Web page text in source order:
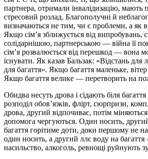
партнера, отримали інвалідизацію, мають
стресовий розлад. Благополучні й
визначаються не тим, чи є проблеми, а як
Якщо сім’я зближується від випробувань,
солідарнішою, партнерською — війна її
сім’я розвалюється від перешкод — вона
існувати. Як казав Бальзак: «Відстань для
для багаття». Якщо багаття маленьке,
Якщо багаття велике — перетворить на
Обидва несуть дрова і сідають біля
розподіл обов’язків, флірт, сюрпризи,
дрова, другий відпочиває, потім
допомога чергуються. Один носить,
багаття горітиме доти, доки першому не
один носить, а другий ллє воду на
насильство, алкоголь, ревнощі руйнують